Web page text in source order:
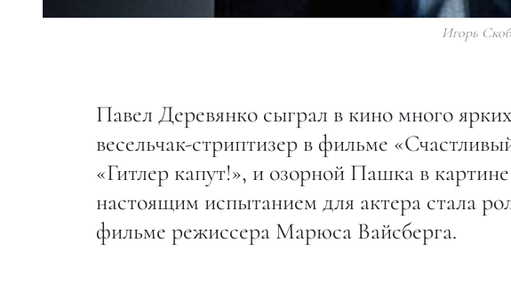
Игорь
Павел Деревянко сыграл в кино много
весельчак-стриптизер в фильме
«Гитлер капут!», и озорной Пашка в
настоящим испытанием для актера стала
фильме режиссера Марюса Вайсберга.